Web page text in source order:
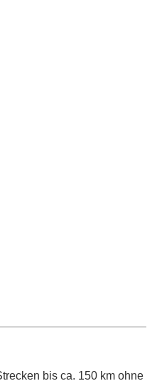
bis ca. 150 km ohne